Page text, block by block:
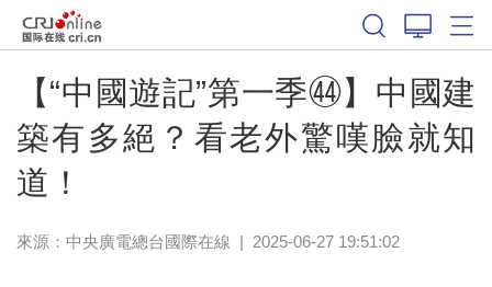
【“中國遊記”第一季㊹】中國建
築有多絕？看老外驚嘆臉就知
道！
來源：中央廣電總台國際在線 | 2025-06-27 19:51:02